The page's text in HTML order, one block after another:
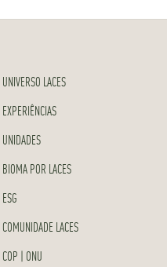
UNIVERSO LACES
EXPERIÊNCIAS
UNIDADES
BIOMA POR LACES
ESG
COMUNIDADE LACES
COP | ONU